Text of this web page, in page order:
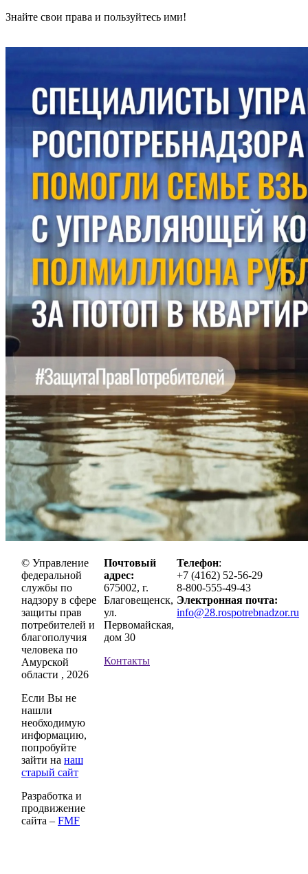
Знайте свои права и пользуйтесь ими!
© Управление
федеральной
службы по
надзору в сфере
защиты прав
потребителей и
благополучия
человека по
Амурской
области , 2026
Если Вы не
нашли
необходимую
информацию,
попробуйте
зайти на наш
старый сайт
Разработка и
продвижение
сайта – FMF
Почтовый
адрес:
675002, г.
Благовещенск,
ул.
Первомайская,
дом 30
Контакты
Телефон:
+7 (4162) 52-56-29
8-800-555-49-43
Электронная почта:
info@28.rospotrebnadzor.ru